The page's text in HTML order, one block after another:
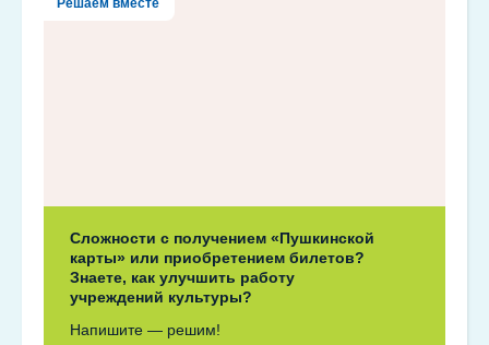
Решаем вместе
Сложности с получением «Пушкинской
карты» или приобретением билетов?
Знаете, как улучшить работу
учреждений культуры?
Напишите — решим!